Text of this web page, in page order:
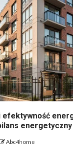
efektywność
energetyczny
Abc4home